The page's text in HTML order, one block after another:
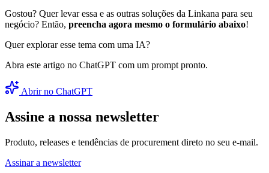
Gostou? Quer levar essa e as outras soluções da Linkana para seu
negócio? Então, preencha agora mesmo o formulário abaixo!
Quer explorar esse tema com uma IA?
Abra este artigo no ChatGPT com um prompt pronto.
Abrir no ChatGPT
Assine a nossa newsletter
Produto, releases e tendências de procurement direto no seu e-mail.
Assinar a newsletter